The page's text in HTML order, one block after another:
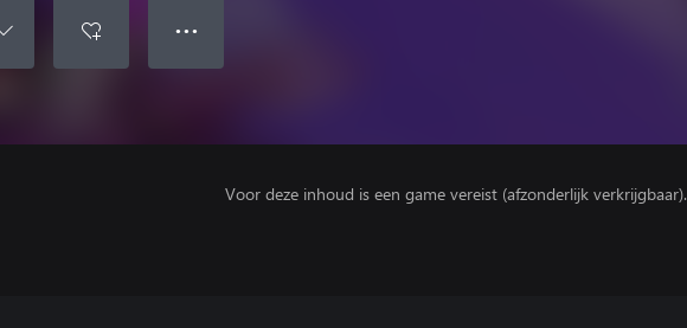
● ● ●
Voor deze inhoud is een game vereist (afzonderlijk verkrijgbaar).